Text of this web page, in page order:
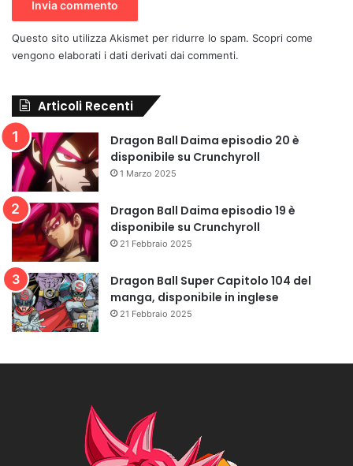
Questo sito utilizza Akismet per ridurre lo spam. Scopri come
vengono elaborati i dati derivati dai commenti.
Articoli Recenti
Dragon Ball Daima episodio 20 è
disponibile su Crunchyroll
1 Marzo 2025
Dragon Ball Daima episodio 19 è
disponibile su Crunchyroll
21 Febbraio 2025
Dragon Ball Super Capitolo 104 del
manga, disponibile in inglese
21 Febbraio 2025